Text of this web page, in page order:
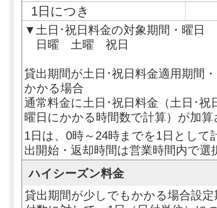
1日につき
▼土日･祝日料金の対象期間・曜日
日曜 土曜 祝日
貸出期間が土日･祝日料金適用期間
かかる場合
通常料金に土日･祝日料金（土日･祝
曜日にかかる時間数で計算）が加
1日は、0時～24時までを1日として
出開始・返却時間は営業時間内で
ハイシーズン料金
貸出期間が少しでもかかる場合設